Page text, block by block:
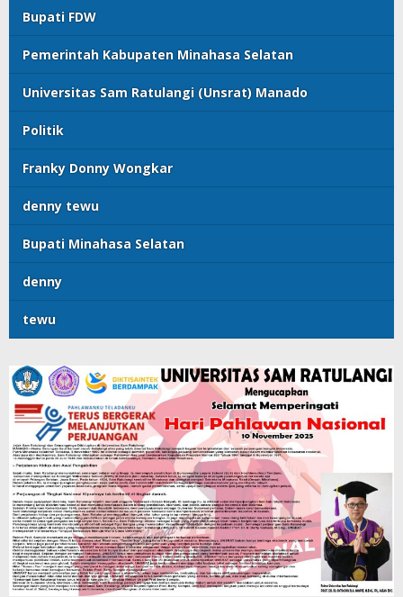
Bupati FDW
Pemerintah Kabupaten Minahasa Selatan
Universitas Sam Ratulangi (Unsrat) Manado
Politik
Franky Donny Wongkar
denny tewu
Bupati Minahasa Selatan
denny
tewu